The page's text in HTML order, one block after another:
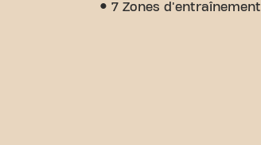
7 Zones d'entraînement